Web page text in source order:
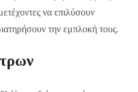
να επιλύσουν
την εμπλοκή τους.